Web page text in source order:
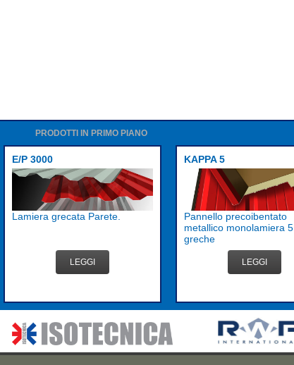
PRODOTTI IN PRIMO PIANO
E/P 3000
Lamiera grecata Parete.
LEGGI
KAPPA 5
Pannello precoibentato
metallico monolamiera 5
greche
LEGGI